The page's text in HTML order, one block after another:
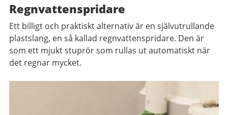
Regnvattenspridare
Ett billigt och praktiskt alternativ är en självutrullande
plastslang, en så kallad regnvattenspridare. Den är
som ett mjukt stuprör som rullas ut automatiskt när
det regnar mycket.